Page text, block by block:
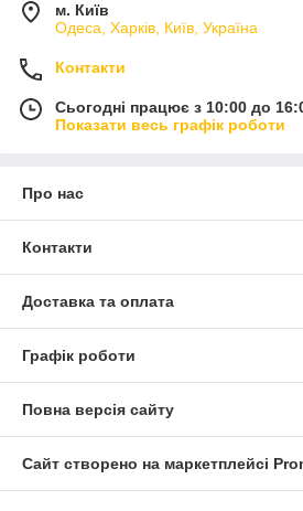
м. Київ
Одеса, Харків, Київ, Україна
Контакти
Сьогодні працює з 10:00 до
Показати весь графік роботи
Про нас
Контакти
Доставка та оплата
Графік роботи
Повна версія сайту
Сайт створено на маркетплейсі